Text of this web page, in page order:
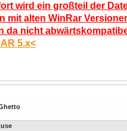
wird ein großteil der
mit alten WinRar
da nicht
5.x<